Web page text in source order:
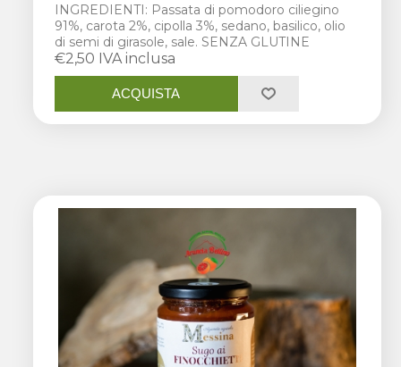
INGREDIENTI: Passata di pomodoro ciliegino
91%, carota 2%, cipolla 3%, sedano, basilico, olio
di semi di girasole, sale. SENZA GLUTINE
€2,50 IVA inclusa
ACQUISTA